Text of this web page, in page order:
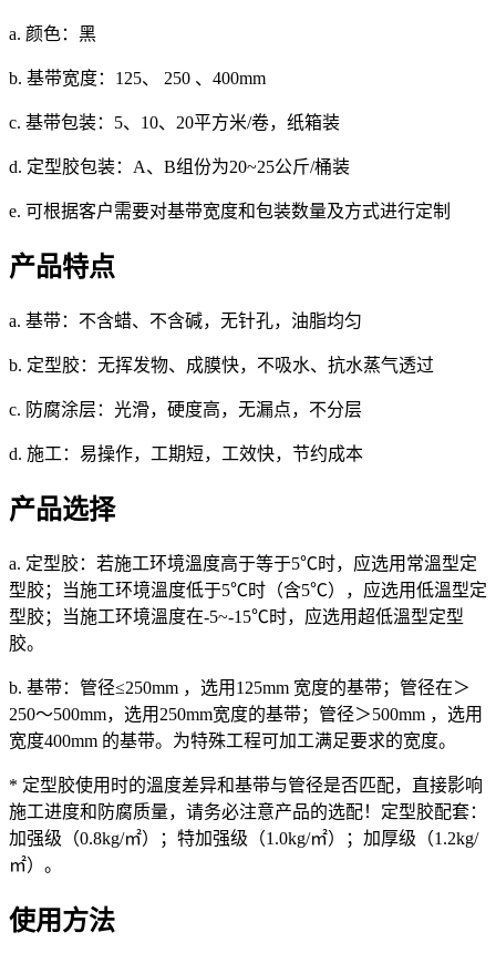
a. 颜色：黑
b. 基带宽度：125、 250 、400mm
c. 基带包装：5、10、20平方米/卷，纸箱装
d. 定型胶包装：A、B组份为20~25公斤/桶装
e. 可根据客户需要对基带宽度和包装数量及方式进行定制
产品特点
a. 基带：不含蜡、不含碱，无针孔，油脂均匀
b. 定型胶：无挥发物、成膜快，不吸水、抗水蒸气透过
c. 防腐涂层：光滑，硬度高，无漏点，不分层
d. 施工：易操作，工期短，工效快，节约成本
产品选择
a. 定型胶：若施工环境溫度高于等于5℃时，应选用常溫型定
型胶；当施工环境溫度低于5℃时（含5℃），应选用低溫型定
型胶；当施工环境溫度在-5~-15℃时，应选用超低溫型定型
胶。
b. 基带：管径≤250mm ，选用125mm 宽度的基带；管径在＞
250～500mm，选用250mm宽度的基带；管径＞500mm ，选用
宽度400mm 的基带。为特殊工程可加工满足要求的宽度。
* 定型胶使用时的溫度差异和基带与管径是否匹配，直接影响
施工进度和防腐质量，请务必注意产品的选配！定型胶配套：
加强级（0.8kg/㎡）；特加强级（1.0kg/㎡）；加厚级（1.2kg/
㎡）。
使用方法